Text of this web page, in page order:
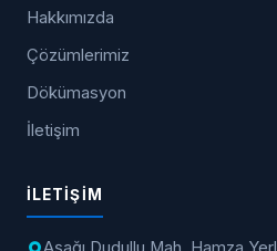
Hakkımızda
Çözümlerimiz
Dökümasyon
İletişim
İLETIŞIM